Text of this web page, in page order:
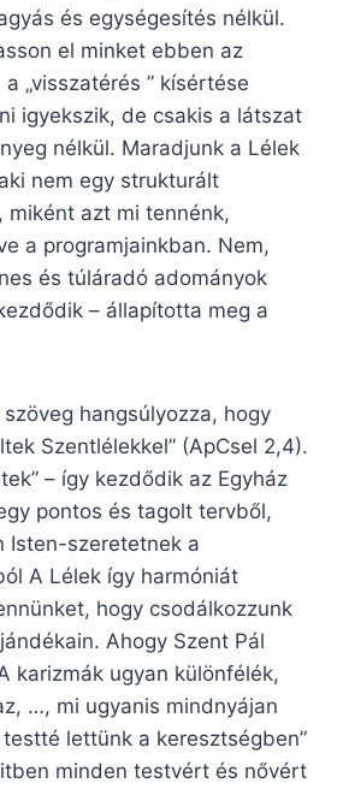
és egységesítés nélkül.
el minket ebben az
„visszatérés ” kísértése
igyekszik, de csakis a látszat
nélkül. Maradjunk a Lélek
nem egy strukturált
miként azt mi tennénk,
a programjainkban. Nem,
és túláradó adományok
– állapította meg a
hangsúlyozza, hogy
Szentlélekkel” (ApCsel 2,4).
– így kezdődik az Egyház
pontos és tagolt tervből,
Isten-szeretetnek a
A Lélek így harmóniát
hogy csodálkozzunk
Ahogy Szent Pál
karizmák ugyan különfélék,
…, mi ugyanis mindnyájan
lettünk a keresztségben”
minden testvért és nővért